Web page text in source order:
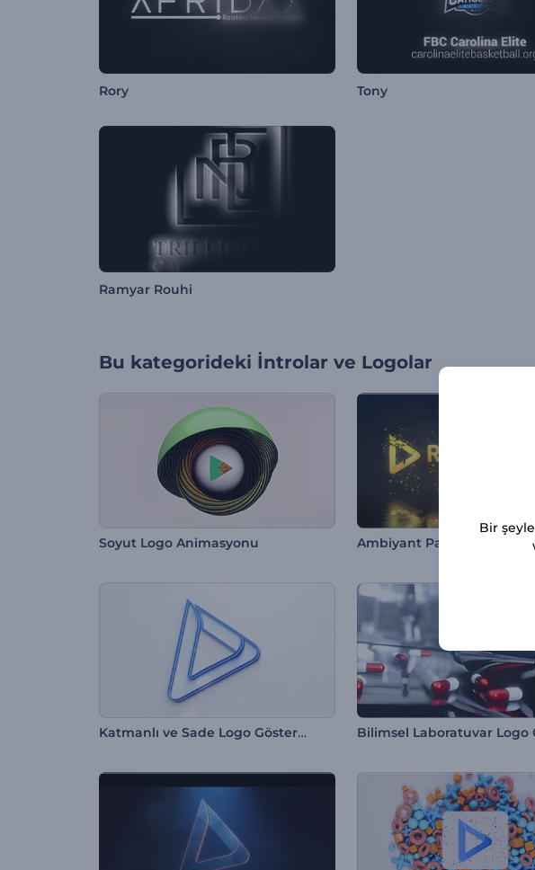
Rory Tony
Ramyar Rouhi
Bu kategorideki İntrolar ve Logolar
Soyut Logo Animasyonu Ambiyant Parçacıklı Logo
Katmanlı ve Sade Logo Gösterimi
Bir